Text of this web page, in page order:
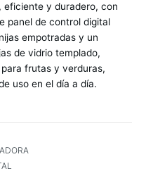
eficiente y duradero, con
panel de control digital
empotradas y un
de vidrio templado,
frutas y verduras,
uso en el día a día.